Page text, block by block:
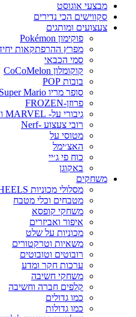
מבצעי אוגוסט
סקווישים הכי נדירים
צעצועים ומותגים
פוקימון Pokémon
מפרץ ההרפתקאות
סמי הכבאי
קוקומלון CoCoMelon
בובות POP
סופר מריו Super Mario
פרוזן-FROZEN
גיבורי על- MARVEL וDC
רובי צעצוע -Nerf
מטוסי על
האצ׳ימל
כוח פי ג׳יי
באקוגן
משחקים
מסלולי מכוניות HOT WHEELS
מטבחים וכלי מטבח
משחקי קופסא
איפור ואביזרים
מכוניות על שלט
משאיות וטרקטורים
רובוטים וטובוטים
ערכות חקר ומדע
משחקי חשיבה
קלפים חברה וחשיבה
כמו גדולים
כמו גדולות